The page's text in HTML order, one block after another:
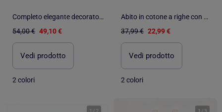
Completo elegante decorato con paillettes - Kids Star
54,00 € 49,10 €
Vedi prodotto
2 colori
Abito in cotone a righe con maniche a sbuffo b&s
37,99 € 22,99 €
Vedi prodotto
2 colori